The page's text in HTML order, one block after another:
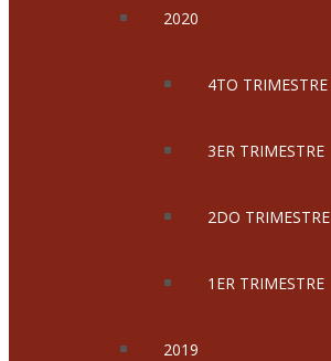
2020
4TO TRIMESTRE
3ER TRIMESTRE
2DO TRIMESTRE
1ER TRIMESTRE
2019